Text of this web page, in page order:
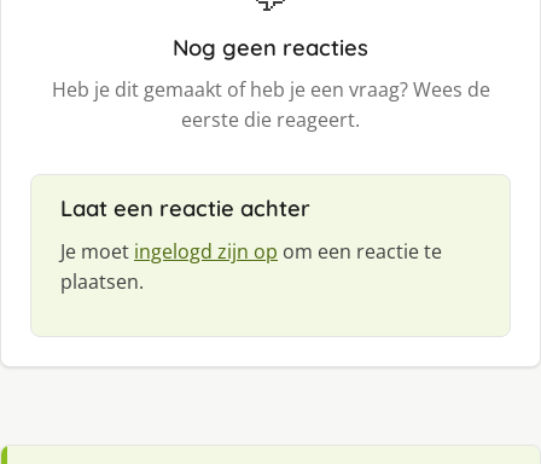
Nog geen reacties
Heb je dit gemaakt of heb je een vraag? Wees de
eerste die reageert.
Laat een reactie achter
Je moet ingelogd zijn op om een reactie te
plaatsen.